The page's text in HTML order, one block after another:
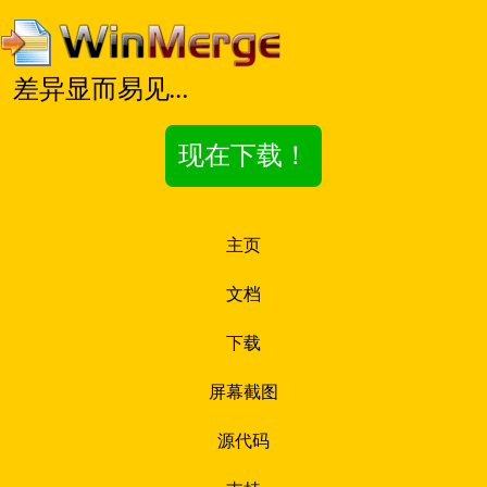
差异显而易见…
现在下载！
主页
文档
下载
屏幕截图
源代码